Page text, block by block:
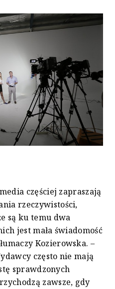
częściej zapraszają
rzeczywistości,
są ku temu dwa
jest mała świadomość
Kozierowska. –
często nie mają
sprawdzonych
zawsze, gdy